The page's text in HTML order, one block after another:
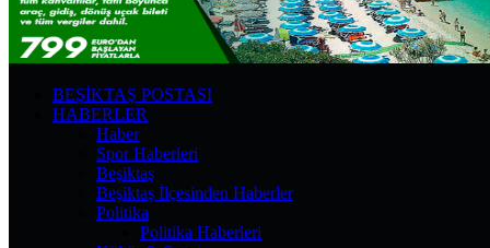
BEŞIKTAŞ POSTASI
HABERLER
Haber
Spor Haberleri
Beşiktaş
Beşiktaş İlçesinden Haberler
Politika
Politika Haberleri